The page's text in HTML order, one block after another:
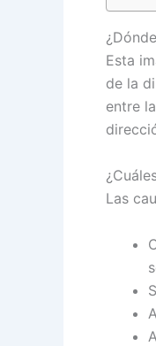
Esta
de la
entre
Las